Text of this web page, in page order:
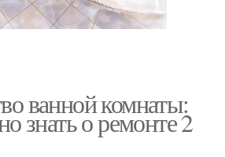
ванной комнаты:
знать о ремонте 2